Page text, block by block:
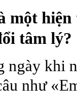
một
tâm lý?
ngày khi
như